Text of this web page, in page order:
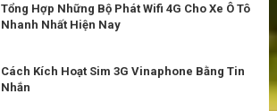
Tổng Hợp Những Bộ Phát Wifi 4G Cho Xe Ô Tô
Nhanh Nhất Hiện Nay
Cách Kích Hoạt Sim 3G Vinaphone Bằng Tin
Nhắn